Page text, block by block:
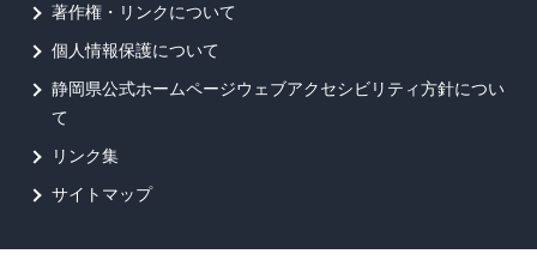
著作権・リンクについて
個人情報保護について
静岡県公式ホームページウェブアクセシビリティ方針につい
て
リンク集
サイトマップ